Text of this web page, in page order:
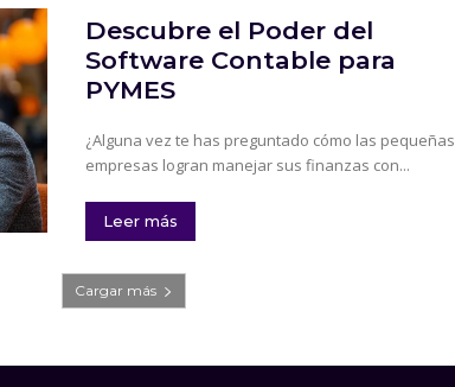
Descubre el Poder del
Software Contable para
PYMES
¿Alguna vez te has preguntado cómo las pequeñas
empresas logran manejar sus finanzas con...
Leer más
Cargar más